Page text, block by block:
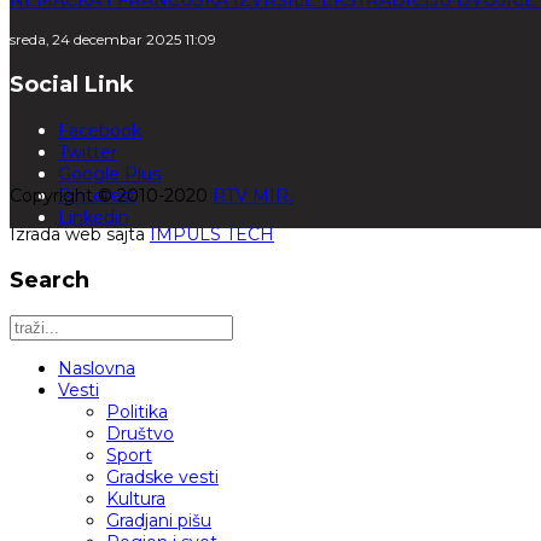
sreda, 24 decembar 2025 11:09
Social Link
Facebook
Twitter
Google Plus
Pinterest
Linkedin
Copyright © 2010-2020 RTV MIR.
Izrada web sajtaIMPULS TECH
Search
Naslovna
Vesti
Politika
Društvo
Sport
Gradske vesti
Kultura
Gradjani pišu